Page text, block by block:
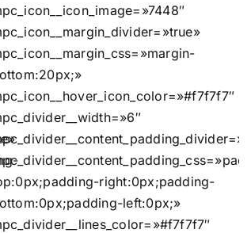
right:0px;padding-
left:0px;»